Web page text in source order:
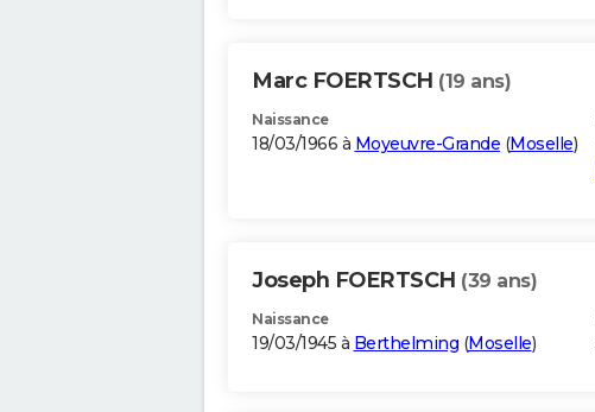
Marc FOERTSCH (19 ans)
Naissance
18/03/1966 à Moyeuvre-Grande (Moselle)
Joseph FOERTSCH (39 ans)
Naissance
19/03/1945 à Berthelming (Moselle)